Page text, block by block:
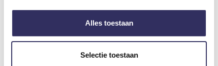
Alles toestaan
Selectie toestaan